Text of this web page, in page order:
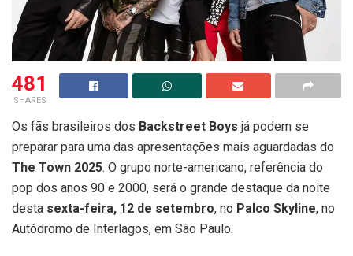
481
SHARES
Os fãs brasileiros dos Backstreet Boys já podem se
preparar para uma das apresentações mais aguardadas do
The Town 2025. O grupo norte-americano, referência do
pop dos anos 90 e 2000, será o grande destaque da noite
desta sexta-feira, 12 de setembro, no Palco Skyline, no
Autódromo de Interlagos, em São Paulo.